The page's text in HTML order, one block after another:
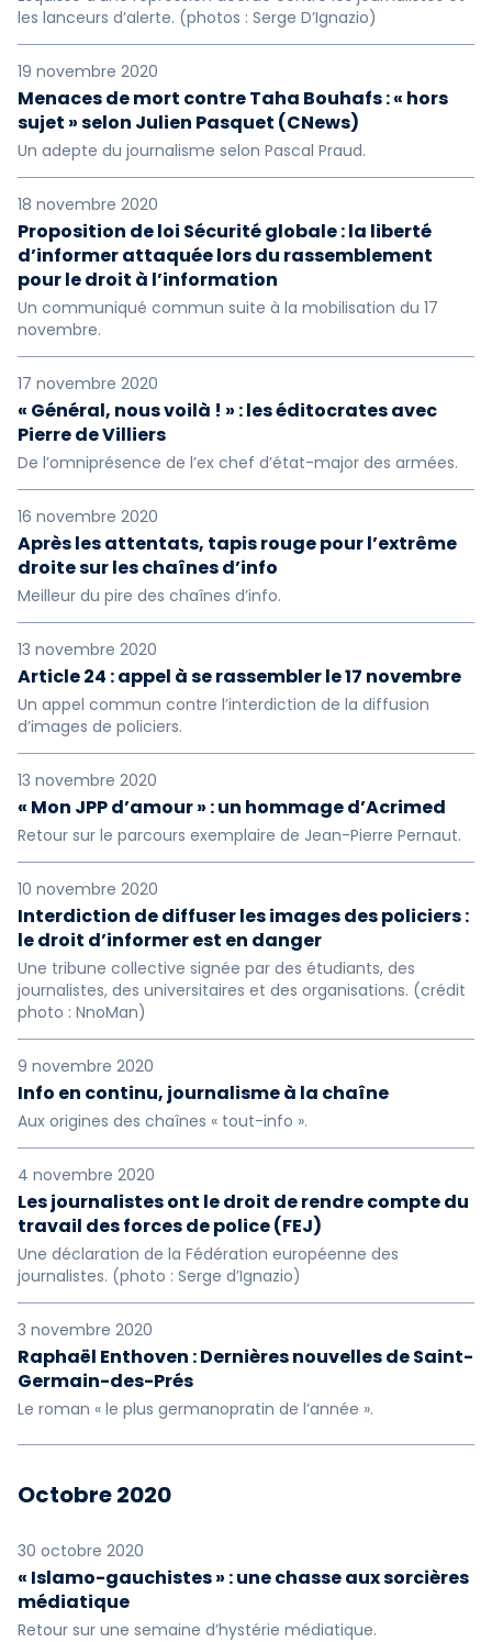
les lanceurs d’alerte. (photos : Serge D’Ignazio)
19 novembre 2020
Menaces de mort contre Taha Bouhafs : « hors
sujet » selon Julien Pasquet (CNews)
Un adepte du journalisme selon Pascal Praud.
18 novembre 2020
Proposition de loi Sécurité globale : la liberté
d’informer attaquée lors du rassemblement
pour le droit à l’information
Un communiqué commun suite à la mobilisation du 17
novembre.
17 novembre 2020
« Général, nous voilà ! » : les éditocrates avec
Pierre de Villiers
De l’omniprésence de l’ex chef d’état-major des armées.
16 novembre 2020
Après les attentats, tapis rouge pour l’extrême
droite sur les chaînes d’info
Meilleur du pire des chaînes d’info.
13 novembre 2020
Article 24 : appel à se rassembler le 17 novembre
Un appel commun contre l’interdiction de la diffusion
d’images de policiers.
13 novembre 2020
« Mon JPP d’amour » : un hommage d’Acrimed
Retour sur le parcours exemplaire de Jean-Pierre Pernaut.
10 novembre 2020
Interdiction de diffuser les images des policiers :
le droit d’informer est en danger
Une tribune collective signée par des étudiants, des
journalistes, des universitaires et des organisations. (crédit
photo : NnoMan)
9 novembre 2020
Info en continu, journalisme à la chaîne
Aux origines des chaînes « tout-info ».
4 novembre 2020
Les journalistes ont le droit de rendre compte du
travail des forces de police (FEJ)
Une déclaration de la Fédération européenne des
journalistes. (photo : Serge d’Ignazio)
3 novembre 2020
Raphaël Enthoven : Dernières nouvelles de Saint-
Germain-des-Prés
Le roman « le plus germanopratin de l’année ».
Octobre 2020
30 octobre 2020
« Islamo-gauchistes » : une chasse aux sorcières
médiatique
Retour sur une semaine d’hystérie médiatique.